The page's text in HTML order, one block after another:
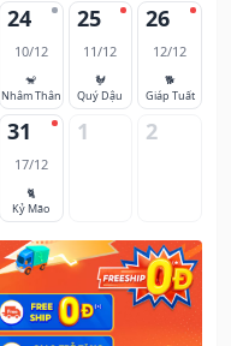
24
10/12
🐒
Nhâm Thân
25
11/12
🐓
Quý Dậu
26
12/12
🐕
Giáp Tuất
31
17/12
🐈
Kỷ Mão
1 2